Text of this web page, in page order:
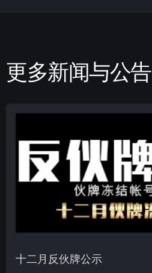
更多新闻与公告
十二月反伙牌公示